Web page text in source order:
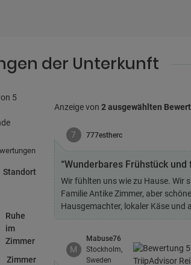
der Unterkunft
Standort
Ruhe
im
Zimmer
Zimmer
Anzeige von 2 ausgewählten
7 777estherc
“Wunderbares Frühstück
Wir fühlten uns wie zu Hause. Wir
Familie Antike Zimmer, aber
Hausgemachter, lokaler Käse und
M
Mabuse76
Stockholm,
Sweden